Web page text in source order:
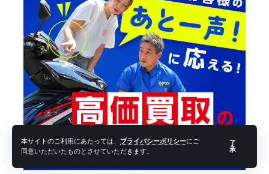
本サイトのご利用にあたっては、 プライバシーポリシーにご
同意いただいたものとさせていただきます。
了
承